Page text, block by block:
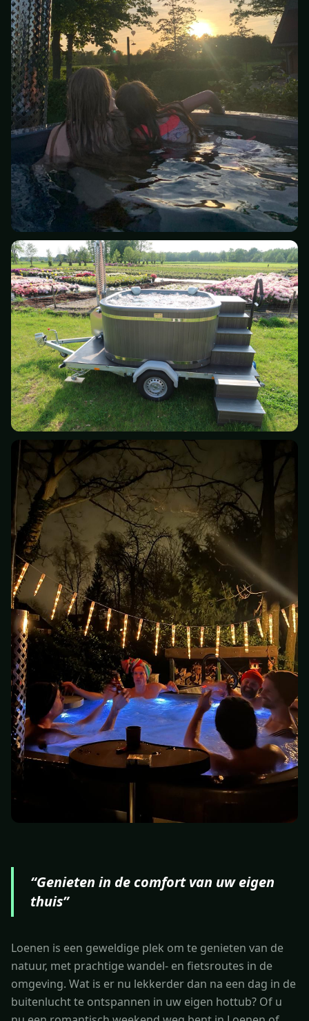
“Genieten in de comfort van uw eigen
thuis”
Loenen is een geweldige plek om te genieten van de
natuur, met prachtige wandel- en fietsroutes in de
omgeving. Wat is er nu lekkerder dan na een dag in de
buitenlucht te ontspannen in uw eigen hottub? Of u